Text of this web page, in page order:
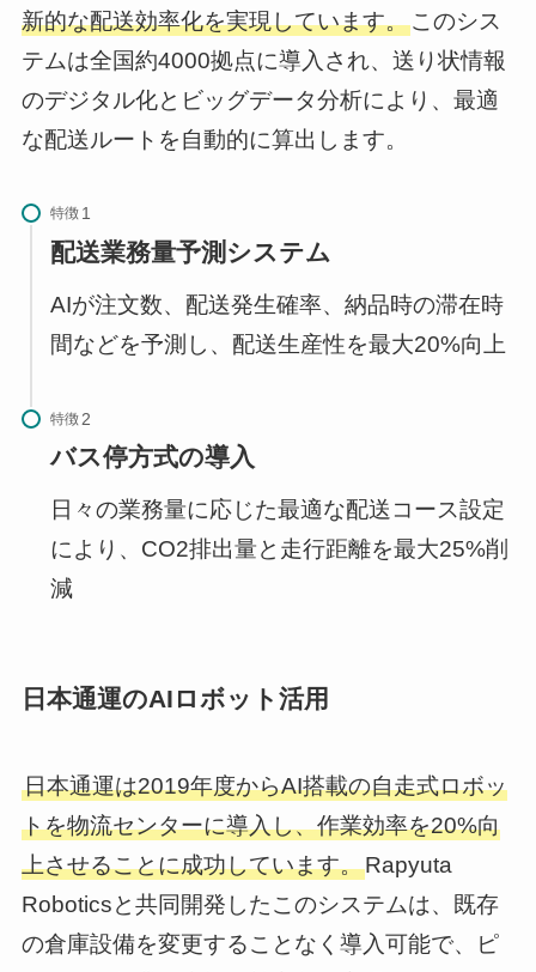
新的な配送効率化を実現しています。このシス
テムは全国約4000拠点に導入され、送り状情報
のデジタル化とビッグデータ分析により、最適
な配送ルートを自動的に算出します。
特徴
配送業務量予測システム
AIが注文数、配送発生確率、納品時の滞在時
間などを予測し、配送生産性を最大20%向上
特徴
バス停方式の導入
日々の業務量に応じた最適な配送コース設定
により、CO2排出量と走行距離を最大25%削
減
日本通運のAIロボット活用
日本通運は2019年度からAI搭載の自走式ロボッ
トを物流センターに導入し、作業効率を20%向
上させることに成功しています。Rapyuta
Roboticsと共同開発したこのシステムは、既存
の倉庫設備を変更することなく導入可能で、ピ